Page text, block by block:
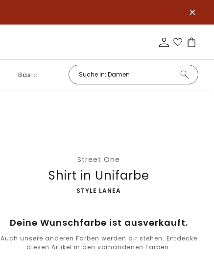
Basics
Street One
Shirt in Unifarbe
-
STYLE LANEA
Deine Wunschfarbe ist ausverkauft.
Auch unsere anderen Farben werden dir stehen. Entdecke
diesen Artikel in den vorhandenen Farben.